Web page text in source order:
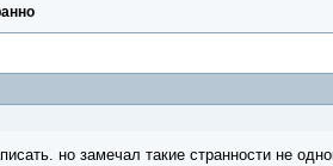
но замечал такие странности не